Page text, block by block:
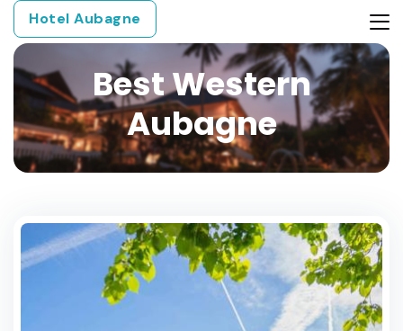
Hotel Aubagne
Best Western
Aubagne